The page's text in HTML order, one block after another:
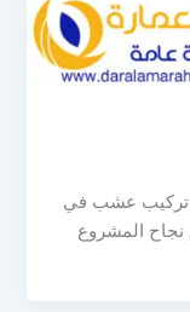
تركيب عشب في
نجاح المشروع